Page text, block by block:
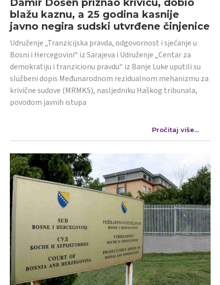
blažu kaznu, a 25 godina kasnije
javno negira sudski utvrđene činjenice
Udruženje „Tranzicijska pravda, odgovornost i sjećanje u
Bosni i Hercegovini“ iz Sarajeva i Udruženje „Centar za
demokratiju i tranzicionu pravdu“ iz Banje Luke uputili su
službeni dopis Međunarodnom rezidualnom mehanizmu za
krivične sudove (MRMKS), nasljedniku Haškog tribunala,
povodom javnih istupa
Pročitaj više...